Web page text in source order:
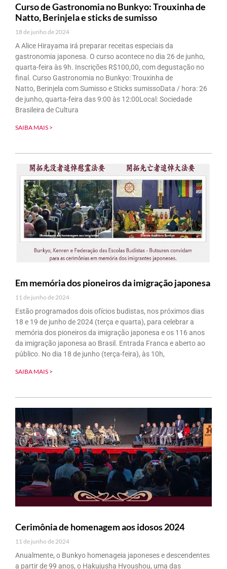
Curso de Gastronomia no Bunkyo: Trouxinha de
Natto, Berinjela e sticks de sumisso
18 de junho de 2024
A Alice Hirayama irá preparar receitas especiais da
gastronomia japonesa. O curso acontece no dia 26 de junho,
quarta-feira às 9h. Inscrições R$100,00, com degustação no
final. Curso Gastronomia no Bunkyo: Trouxinha de
Natto, Berinjela com Sumisso e Sticks sumissoData / hora: 26
de junho, quarta-feira das 9:00 às 12:00Local: Sociedade
Brasileira de Cultura
SAIBA MAIS >
Em memória dos pioneiros da imigração japonesa
11 de junho de 2024
Estão programados dois ofícios budistas, nos próximos dias
18 e 19 de junho de 2024 (terça e quarta), para celebrar a
memória dos pioneiros da imigração japonesa e os 116 anos
da imigração japonesa ao Brasil. Entrada Franca e aberto ao
público. No dia 18 de junho (terça-feira), às 10h,
SAIBA MAIS >
Cerimônia de homenagem aos idosos 2024
11 de junho de 2024
Anualmente, o Bunkyo homenageia japoneses e descendentes
a partir de 99 anos, o Hakujusha Hyoushou, uma das